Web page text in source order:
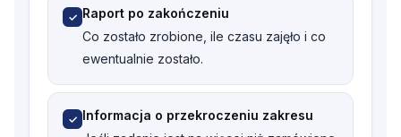
✓ Raport po zakończeniu
Co zostało zrobione, ile czasu zajęło i co
ewentualnie zostało.
✓ Informacja o przekroczeniu zakresu